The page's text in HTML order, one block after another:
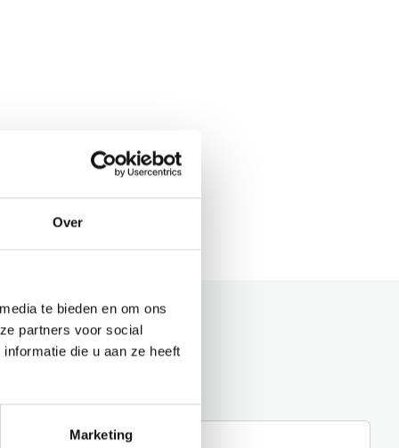
Over
te bieden en om ons
partners voor social
die u aan ze heeft
Marketing